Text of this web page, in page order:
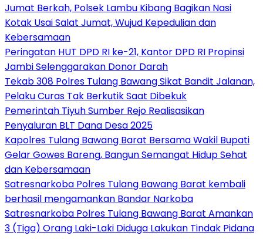
Jumat Berkah, Polsek Lambu Kibang Bagikan Nasi
Kotak Usai Salat Jumat, Wujud Kepedulian dan
Kebersamaan
Peringatan HUT DPD RI ke-21, Kantor DPD RI Propinsi
Jambi Selenggarakan Donor Darah
Tekab 308 Polres Tulang Bawang Sikat Bandit Jalanan,
Pelaku Curas Tak Berkutik Saat Dibekuk
Pemerintah Tiyuh Sumber Rejo Realisasikan
Penyaluran BLT Dana Desa 2025
Kapolres Tulang Bawang Barat Bersama Wakil Bupati
Gelar Gowes Bareng, Bangun Semangat Hidup Sehat
dan Kebersamaan
Satresnarkoba Polres Tulang Bawang Barat kembali
berhasil mengamankan Bandar Narkoba
Satresnarkoba Polres Tulang Bawang Barat Amankan
3 (Tiga) Orang Laki-Laki Diduga Lakukan Tindak Pidana